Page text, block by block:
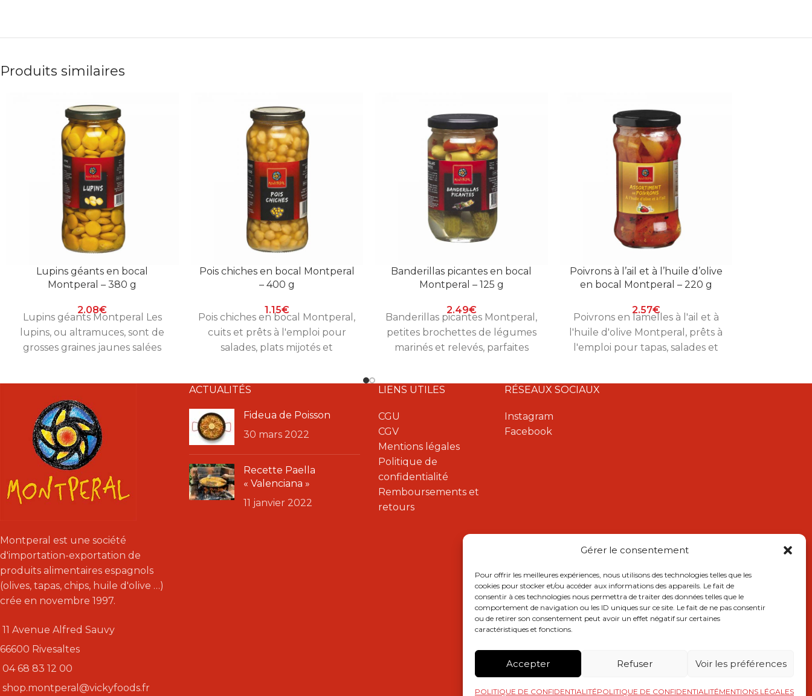
Gérer le consentement
Pour offrir les meilleures expériences, nous utilisons des technologies telles que les
cookies pour stocker et/ou accéder aux informations des appareils. Le fait de
consentir à ces technologies nous permettra de traiter des données telles que le
comportement de navigation ou les ID uniques sur ce site. Le fait de ne pas consentir
ou de retirer son consentement peut avoir un effet négatif sur certaines
caractéristiques et fonctions.
Accepter Refuser Voir les préférences
POLITIQUE DE CONFIDENTIALITÉPOLITIQUE DE CONFIDENTIALITÉMENTIONS LÉGALES
Produits similaires
Lupins géants en bocal
Montperal – 380 g
2.08€
Lupins géants Montperal Les
lupins, ou altramuces, sont de
grosses graines jaunes salées
Pois chiches en bocal Montperal
– 400 g
1.15€
Pois chiches en bocal Montperal,
cuits et prêts à l'emploi pour
salades, plats mijotés et
Banderillas picantes en bocal
Montperal – 125 g
2.49€
Banderillas picantes Montperal,
petites brochettes de légumes
marinés et relevés, parfaites
Poivrons à l’ail et à l’huile d’olive
en bocal Montperal – 220 g
2.57€
Poivrons en lamelles à l'ail et à
l'huile d'olive Montperal, prêts à
l'emploi pour tapas, salades et
Montperal est une société
d'importation-exportation de
produits alimentaires espagnols
(olives, tapas, chips, huile d'olive …)
crée en novembre 1997.
11 Avenue Alfred Sauvy
66600 Rivesaltes
04 68 83 12 00
shop.montperal@vickyfoods.fr
ACTUALITÉS
Fideua de Poisson
30 mars 2022
Recette Paella
« Valenciana »
11 janvier 2022
LIENS UTILES
CGU
CGV
Mentions légales
Politique de
confidentialité
Remboursements et
retours
RÉSEAUX SOCIAUX
Instagram
Facebook